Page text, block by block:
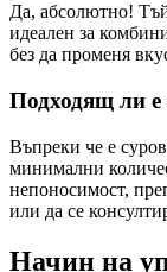
Да, абсолютно!
идеален за
без да променя
Подходящ ли е
Въпреки че е
минимални
непоносимост,
или да се
Начин на